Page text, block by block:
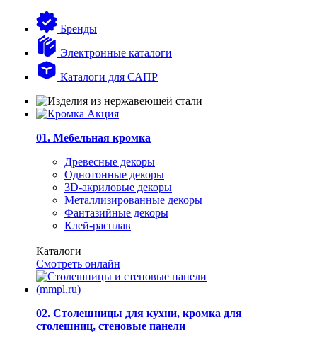
Бренды
Электронные каталоги
Каталоги для САПР
01. Мебельная кромка
Древесные декоры
Однотонные декоры
3D-акриловые декоры
Металлизированные декоры
Фантазийные декоры
Клей-расплав
Каталоги
Смотреть онлайн
02. Столешницы для кухни, кромка для
столешниц, стеновые панели